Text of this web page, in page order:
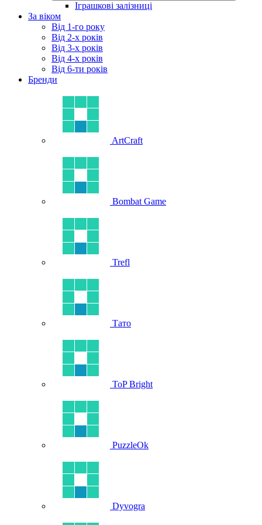
Іграшкові залізниці
За віком
Від 1-го року
Від 2-х років
Від 3-х років
Від 4-х років
Від 6-ти років
Бренди
ArtCraft
Bombat Game
Trefl
Тато
ToP Bright
PuzzleOk
Dyvogra